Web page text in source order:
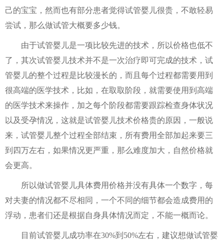
己的宝宝，然而也有部分患者觉得试管婴儿很贵，不敢轻易
尝试，那么做试管大概要多少钱。
由于试管婴儿是一项比较先进的技术，所以价格也低不
了，其次试管婴儿技术并不是一次治疗即可完成的技术，试
管婴儿的整个过程是比较漫长的，而且每个过程都需要用到
很高端的医学技术，比如，在取取阶段，就需要使用到高端
的医学技术来操作，加之每个阶段都需要跟踪检查身体状况
以及受孕情况，这就是试管婴儿技术价格贵的原因，一般说
来，试管婴儿整个过程全部结束，所有费用全部加起来要三
到四万左右，如果情况更严重，那么难度加大，自然价格就
会更高。
所以做试管婴儿具体费用价格并没有具体一个数字，每
对夫妻的情况都不尽相同，一个不同的细节都会造成费用的
浮动，患者们还是根据自身具体情况而定，不能一概而论。
目前试管婴儿成功率在30%到50%左右，建议想做试管婴